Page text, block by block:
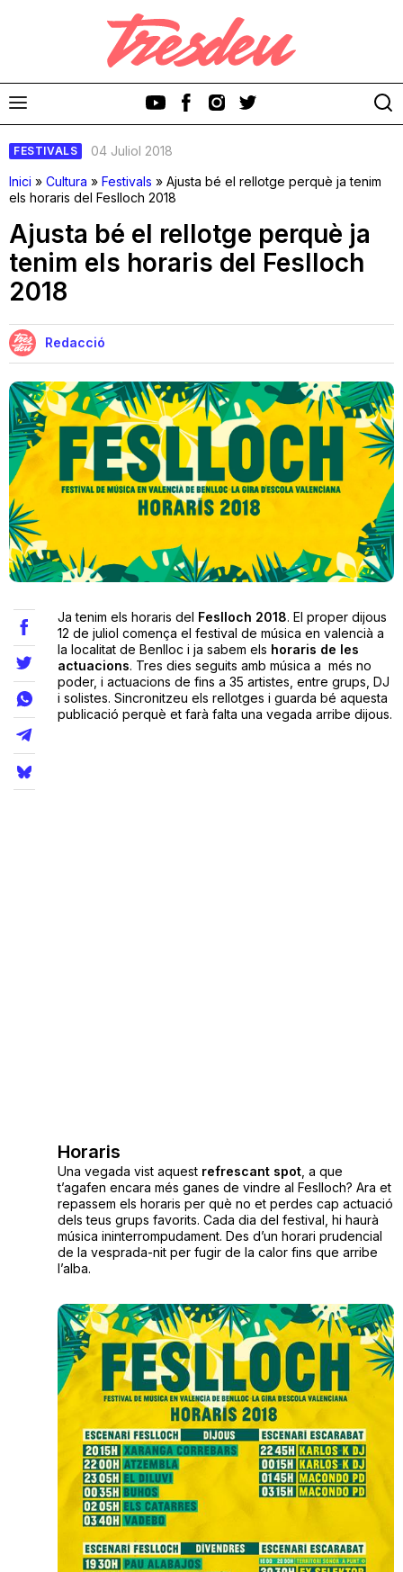
Discos
Festivals
Teatre
Internet
Opinió
Llibres
La Llista
Llocs
FESTIVALS
04 Juliol 2018
Inici » Cultura » Festivals » Ajusta bé el rellotge perquè ja tenim
els horaris del Feslloch 2018
Ajusta bé el rellotge perquè ja
tenim els horaris del Feslloch
2018
Redacció
Ja tenim els horaris del Feslloch 2018. El proper dijous
12 de juliol comença el festival de música en valencià a
la localitat de Benlloc i ja sabem els horaris de les
actuacions. Tres dies seguits amb música a més no
poder, i actuacions de fins a 35 artistes, entre grups, DJ
i solistes. Sincronitzeu els rellotges i guarda bé aquesta
publicació perquè et farà falta una vegada arribe dijous.
Horaris
Una vegada vist aquestrefrescant spot, a que
t’agafen encara més ganes de vindre al Feslloch? Ara et
repassem els horaris per què no et perdes cap actuació
dels teus grups favorits. Cada dia del festival, hi haurà
música ininterrompudament. Des d’un horari prudencial
de la vesprada-nit per fugir de la calor fins que arribe
l’alba.